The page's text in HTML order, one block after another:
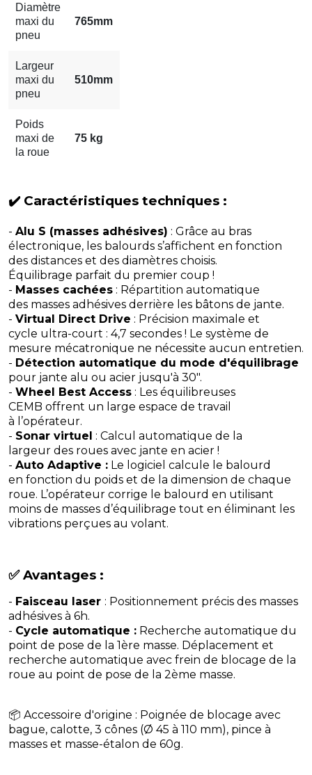
Diamètre
maxi du
pneu
765mm
Largeur
maxi du
pneu
510mm
Poids
maxi de
la roue
75 kg
✔️ Caractéristiques techniques :
- Alu S (masses adhésives) : Grâce au bras
électronique, les balourds s’affichent en fonction
des distances et des diamètres choisis.
Équilibrage parfait du premier coup !
- Masses cachées : Répartition automatique
des masses adhésives derrière les bâtons de jante.
- Virtual Direct Drive : Précision maximale et
cycle ultra-court : 4,7 secondes ! Le système de
mesure mécatronique ne nécessite aucun entretien.
- Détection automatique du mode d'équilibrage
pour jante alu ou acier jusqu'à 30".
- Wheel Best Access : Les équilibreuses
CEMB offrent un large espace de travail
à l’opérateur.
- Sonar virtuel : Calcul automatique de la
largeur des roues avec jante en acier !
- Auto Adaptive : Le logiciel calcule le balourd
en fonction du poids et de la dimension de chaque
roue. L’opérateur corrige le balourd en utilisant
moins de masses d’équilibrage tout en éliminant les
vibrations perçues au volant.
✅ Avantages :
- Faisceau laser : Positionnement précis des masses
adhésives à 6h.
- Cycle automatique : Recherche automatique du
point de pose de la 1ère masse. Déplacement et
recherche automatique avec frein de blocage de la
roue au point de pose de la 2ème masse.
📦 Accessoire d'origine : Poignée de blocage avec
bague, calotte, 3 cônes (Ø 45 à 110 mm), pince à
masses et masse-étalon de 60g.